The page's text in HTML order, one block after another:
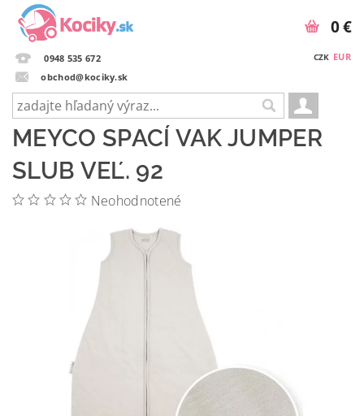
0948 535 672
obchod@kociky.sk
CZK EUR
0 €
MEYCO SPACÍ VAK JUMPER
SLUB VEĽ. 92
Neohodnotené